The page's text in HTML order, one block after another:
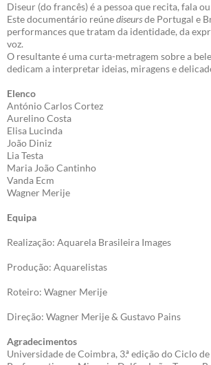
Diseur (do francês) é a pessoa que recita, fala
Este documentário reúnediseursde Portugal e
performances que tratam da identidade, da
voz.
O resultante é uma curta-metragem sobre a
dedicam a interpretar ideias, miragens e
Elenco
António Carlos Cortez
Aurelino Costa
Elisa Lucinda
João Diniz
Lia Testa
Maria João Cantinho
Vanda Ecm
Wagner Merije
Equipa
Realização: Aquarela Brasileira Images
Produção: Aquarelistas
Roteiro: Wagner Merije
Direção: Wagner Merije & Gustavo Pains
Agradecimentos
Universidade de Coimbra, 3.ª edição do Ciclo